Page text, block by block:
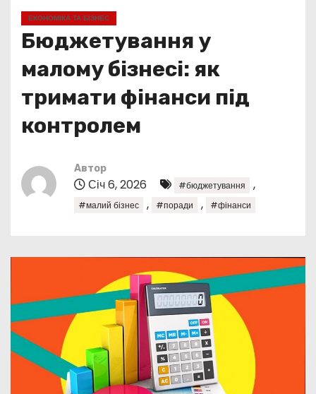
ЕКОНОМІКА ТА БІЗНЕС
Бюджетування у
малому бізнесі: як
тримати фінанси під
контролем
Автор
Січ 6, 2026 #бюджетування ,
#малий бізнес , #поради , #фінанси